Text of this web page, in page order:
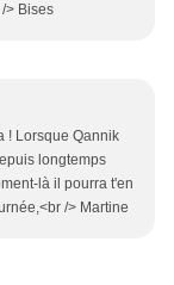
> Bises
! Lorsque Qannik
longtemps
là il pourra t'en
/> Martine